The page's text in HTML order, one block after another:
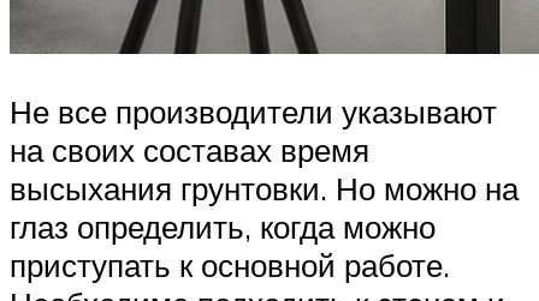
Не все производители указывают
на своих составах время
высыхания грунтовки. Но можно на
глаз определить, когда можно
приступать к основной работе.